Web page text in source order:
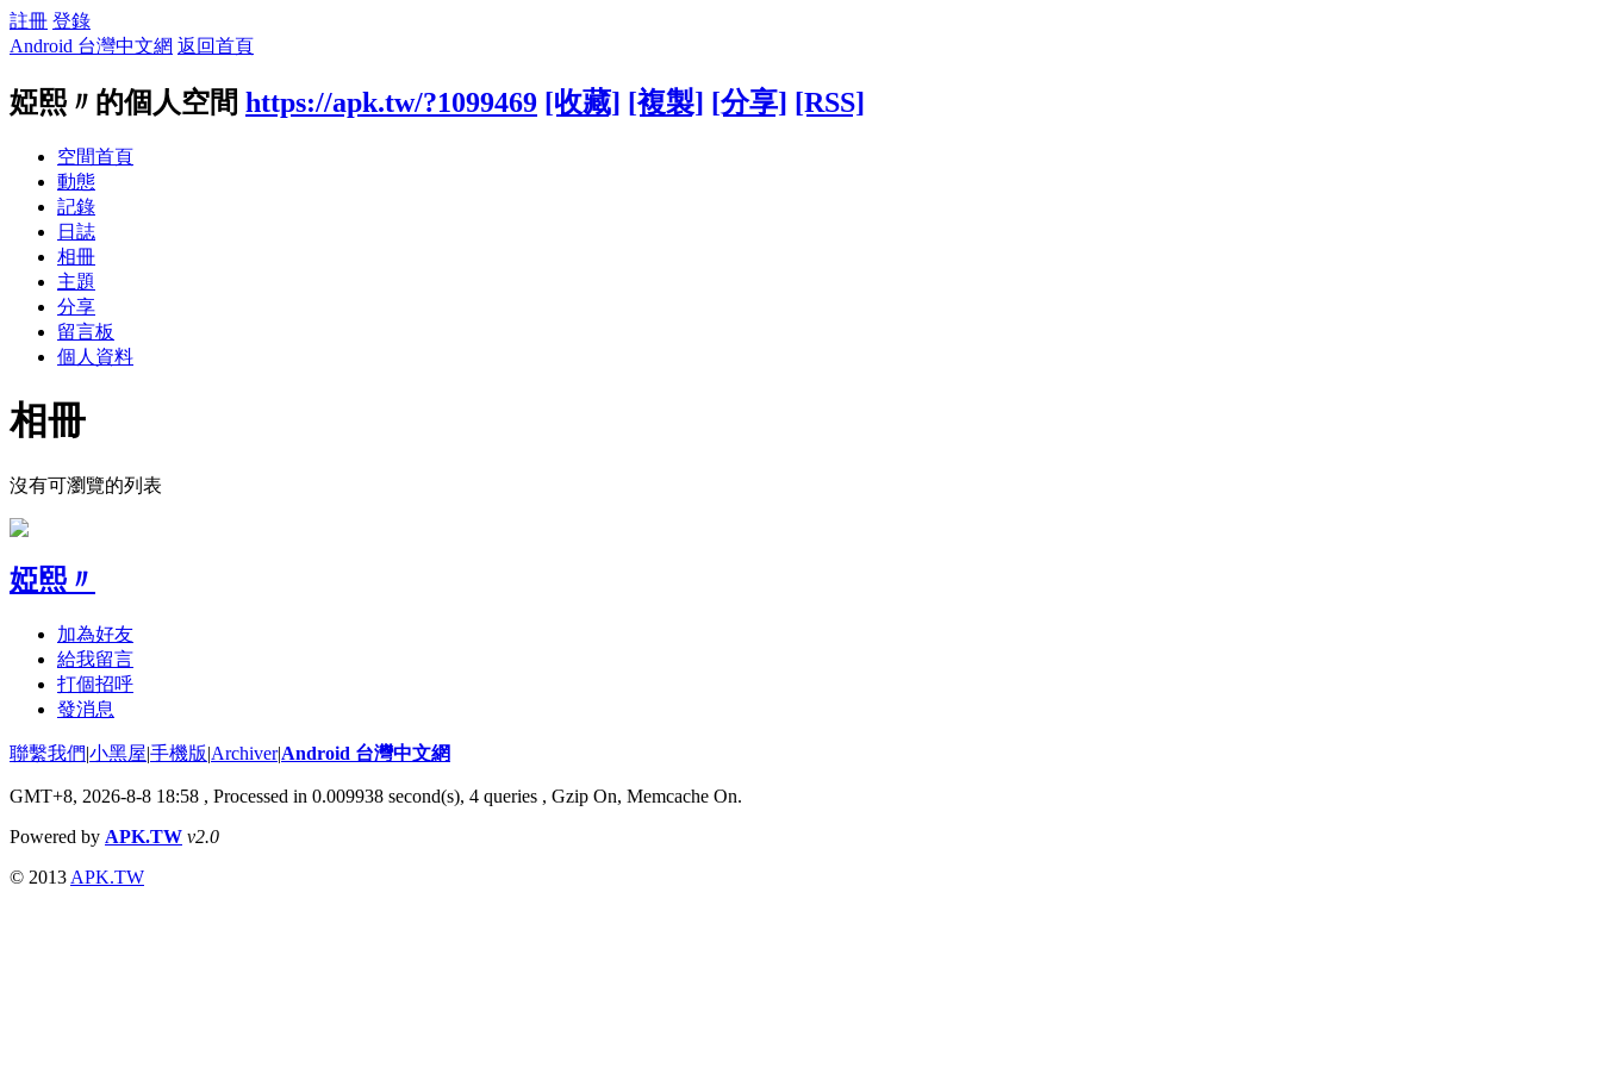
註冊 登錄
Android 台灣中文網 返回首頁
婭熙〃的個人空間 https://apk.tw/?1099469 [收藏] [複製] [分享] [RSS]
空間首頁
動態
記錄
日誌
相冊
主題
分享
留言板
個人資料
相冊
沒有可瀏覽的列表
婭熙〃
加為好友
給我留言
打個招呼
發消息
聯繫我們|小黑屋|手機版|Archiver|Android 台灣中文網
GMT+8, 2026-8-8 18:58 , Processed in 0.009938 second(s), 4 queries , Gzip On, Memcache On.
Powered by APK.TW v2.0
© 2013 APK.TW